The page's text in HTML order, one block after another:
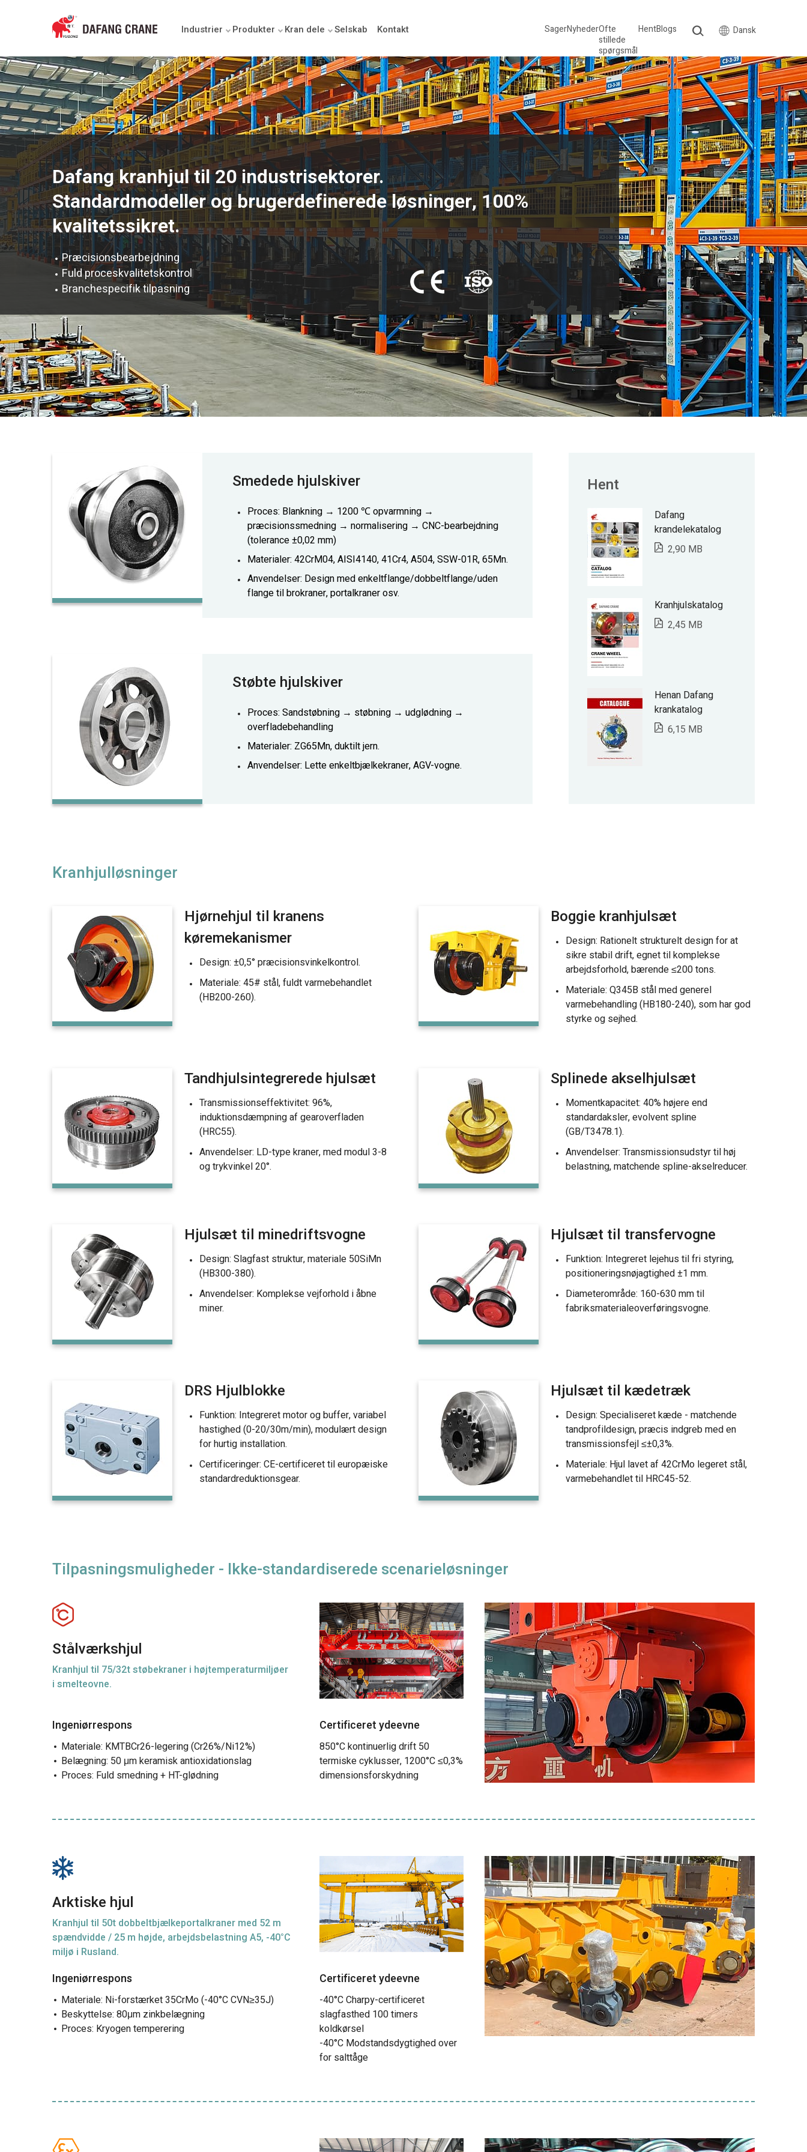
Industrier Produkter Kran dele Selskab Kontakt SagerNyhederOfte
stillede
spørgsmål
HentBlogs Dansk
Dafang kranhjul til 20 industrisektorer.
Standardmodeller og brugerdefinerede løsninger, 100%
kvalitetssikret.
Præcisionsbearbejdning
Fuld proceskvalitetskontrol
Branchespecifik tilpasning
Smedede hjulskiver
Proces: Blankning → 1200 ℃ opvarmning →
præcisionssmedning → normalisering → CNC-bearbejdning
(tolerance ±0,02 mm)
Materialer: 42CrM04, AISI4140, 41Cr4, A504, SSW-01R, 65Mn.
Anvendelser: Design med enkeltflange/dobbeltflange/uden
flange til brokraner, portalkraner osv.
Støbte hjulskiver
Proces: Sandstøbning → støbning → udglødning →
overfladebehandling
Materialer: ZG65Mn, duktilt jern.
Anvendelser: Lette enkeltbjælkekraner, AGV-vogne.
Hent
Dafang
krandelekatalog
2,90 MB
Kranhjulskatalog
2,45 MB
Henan Dafang
krankatalog
6,15 MB
Kranhjulløsninger
Hjørnehjul til kranens
køremekanismer
Design: ±0,5° præcisionsvinkelkontrol.
Materiale: 45# stål, fuldt varmebehandlet
(HB200-260).
Boggie kranhjulsæt
Design: Rationelt strukturelt design for at
sikre stabil drift, egnet til komplekse
arbejdsforhold, bærende ≤200 tons.
Materiale: Q345B stål med generel
varmebehandling (HB180-240), som har god
styrke og sejhed.
Tandhjulsintegrerede hjulsæt
Transmissionseffektivitet: 96%,
induktionsdæmpning af gearoverfladen
(HRC55).
Anvendelser: LD-type kraner, med modul 3-8
og trykvinkel 20°.
Splinede akselhjulsæt
Momentkapacitet: 40% højere end
standardaksler, evolvent spline
(GB/T3478.1).
Anvendelser: Transmissionsudstyr til høj
belastning, matchende spline-akselreducer.
Hjulsæt til minedriftsvogne
Design: Slagfast struktur, materiale 50SiMn
(HB300-380).
Anvendelser: Komplekse vejforhold i åbne
miner.
Hjulsæt til transfervogne
Funktion: Integreret lejehus til fri styring,
positioneringsnøjagtighed ±1 mm.
Diameterområde: 160-630 mm til
fabriksmaterialeoverføringsvogne.
DRS Hjulblokke
Funktion: Integreret motor og buffer, variabel
hastighed (0-20/30m/min), modulært design
for hurtig installation.
Certificeringer: CE-certificeret til europæiske
standardreduktionsgear.
Hjulsæt til kædetræk
Design: Specialiseret kæde - matchende
tandprofildesign, præcis indgreb med en
transmissionsfejl ≤±0,3%.
Materiale: Hjul lavet af 42CrMo legeret stål,
varmebehandlet til HRC45-52.
Tilpasningsmuligheder - Ikke-standardiserede scenarieløsninger
Stålværkshjul
Kranhjul til 75/32t støbekraner i højtemperaturmiljøer
i smelteovne.
Ingeniørrespons
Materiale: KMTBCr26-legering (Cr26%/Ni12%)
Belægning: 50 μm keramisk antioxidationslag
Proces: Fuld smedning + HT-glødning
Certificeret ydeevne
850°C kontinuerlig drift 50
termiske cyklusser, 1200°C ≤0,3%
dimensionsforskydning
Arktiske hjul
Kranhjul til 50t dobbeltbjælkeportalkraner med 52 m
spændvidde / 25 m højde, arbejdsbelastning A5, -40°C
miljø i Rusland.
Ingeniørrespons
Materiale: Ni-forstærket 35CrMo (-40°C CVN≥35J)
Beskyttelse: 80μm zinkbelægning
Proces: Kryogen temperering
Certificeret ydeevne
-40°C Charpy-certificeret
slagfasthed 100 timers
koldkørsel
-40°C Modstandsdygtighed over
for salttåge